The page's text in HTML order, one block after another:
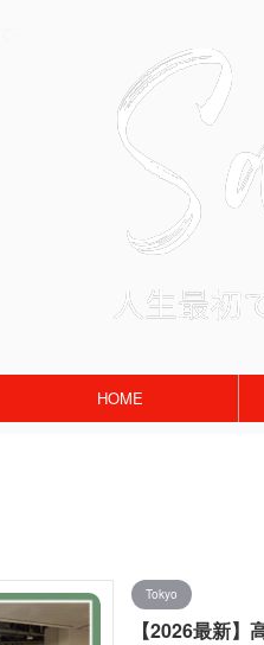
HOME
Tokyo
【2026最新